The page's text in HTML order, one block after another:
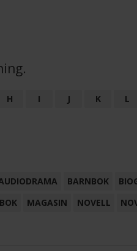
H I J K L
BARNBOK
MAGASIN NOVELL